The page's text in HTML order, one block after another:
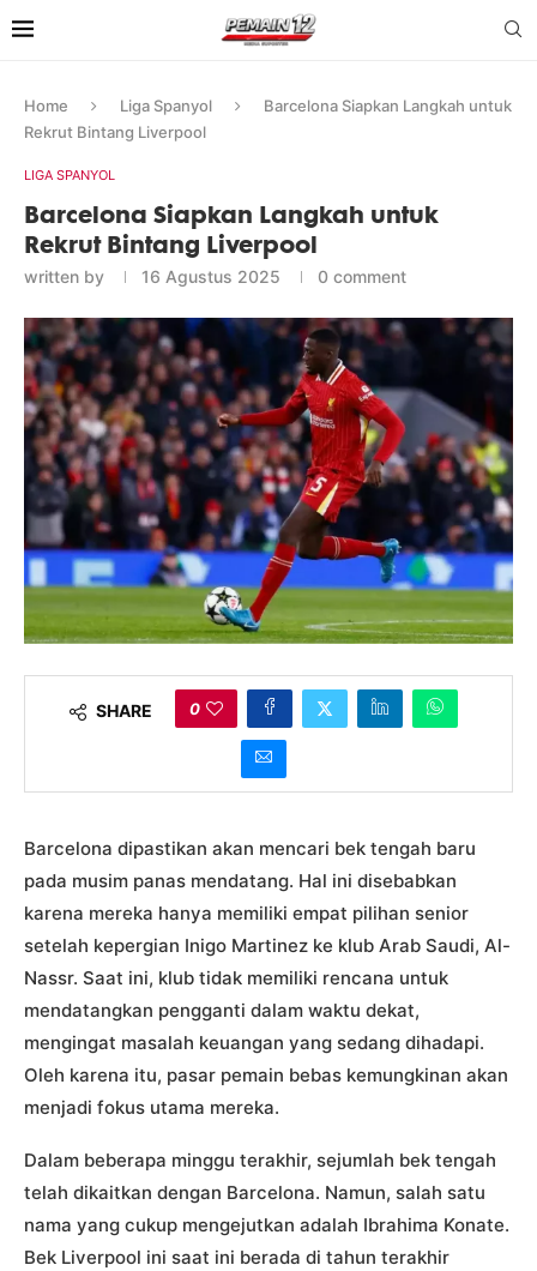
Home Liga Spanyol
Barcelona Siapkan Langkah untuk
Rekrut Bintang Liverpool
LIGA SPANYOL
Barcelona Siapkan Langkah untuk
Rekrut Bintang Liverpool
written by 16 Agustus 2025 0 comment
SHARE 0
Barcelona dipastikan akan mencari bek tengah baru
pada musim panas mendatang. Hal ini disebabkan
karena mereka hanya memiliki empat pilihan senior
setelah kepergian Inigo Martinez ke klub Arab Saudi, Al-
Nassr. Saat ini, klub tidak memiliki rencana untuk
mendatangkan pengganti dalam waktu dekat,
mengingat masalah keuangan yang sedang dihadapi.
Oleh karena itu, pasar pemain bebas kemungkinan akan
menjadi fokus utama mereka.
Dalam beberapa minggu terakhir, sejumlah bek tengah
telah dikaitkan dengan Barcelona. Namun, salah satu
nama yang cukup mengejutkan adalah Ibrahima Konate.
Bek Liverpool ini saat ini berada di tahun terakhir